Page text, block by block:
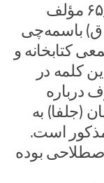
«قبای باسمه می‌پوشیده است»۶۵٫ مؤلف
تذکرهالملوک (تألیف ۱۱۳۷-۱۱۴۲ق) باسمه‌چی
کتابخانه و
کلمه در
درباره
(جلفا) به
است.
بوده